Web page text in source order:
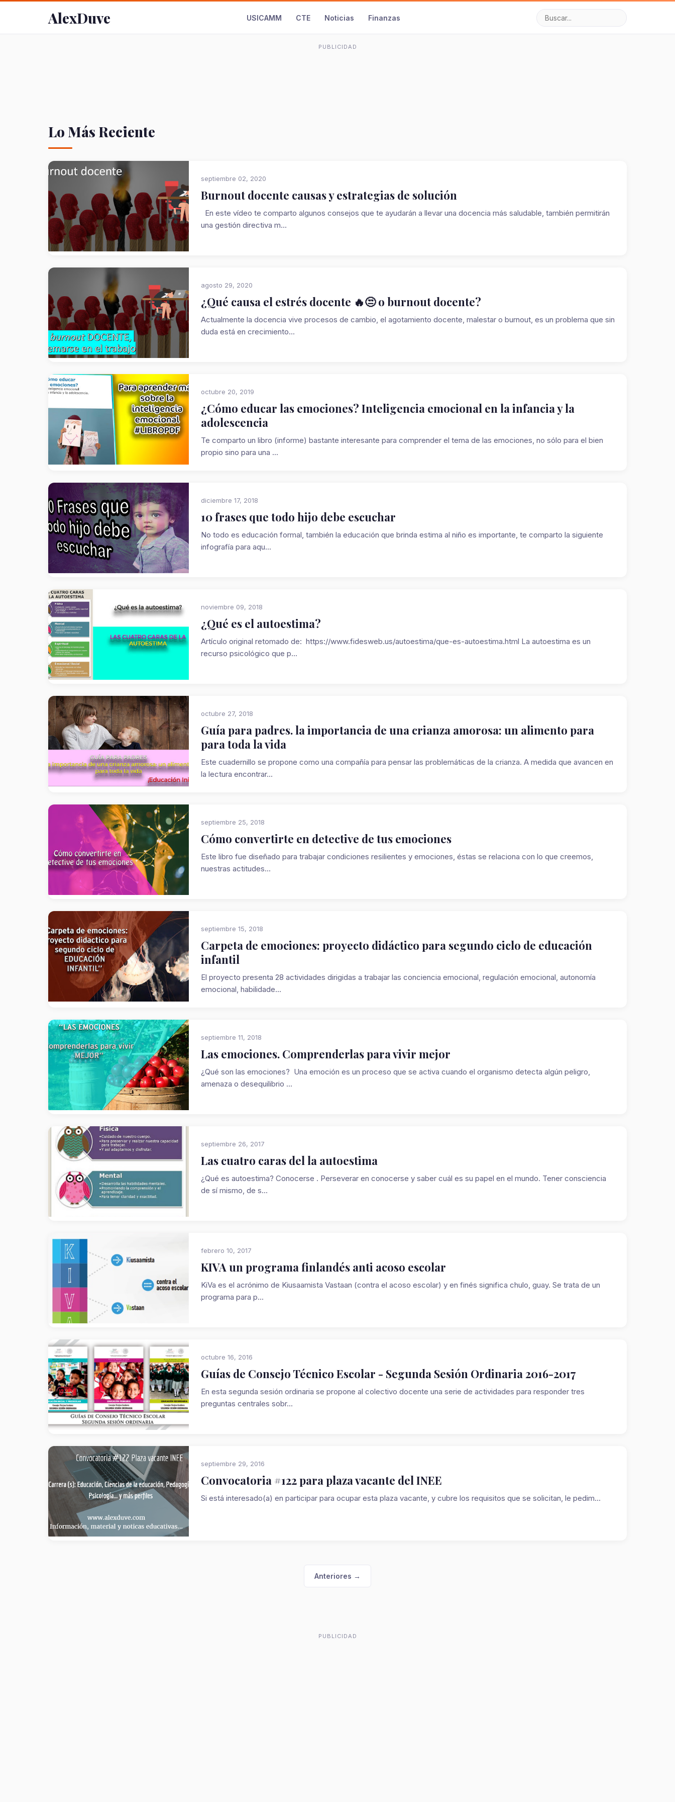
AlexDuve USICAMM CTE Noticias Finanzas
PUBLICIDAD
Lo Más Reciente
septiembre 02, 2020
Burnout docente causas y estrategias de solución
En este vídeo te comparto algunos consejos que te ayudarán a llevar una docencia más saludable, también permitirán
una gestión directiva m...
agosto 29, 2020
¿Qué causa el estrés docente 🔥😒 o burnout docente?
Actualmente la docencia vive procesos de cambio, el agotamiento docente, malestar o burnout, es un problema que sin
duda está en crecimiento...
octubre 20, 2019
¿Cómo educar las emociones? Inteligencia emocional en la infancia y la
adolescencia
Te comparto un libro (informe) bastante interesante para comprender el tema de las emociones, no sólo para el bien
propio sino para una ...
diciembre 17, 2018
10 frases que todo hijo debe escuchar
No todo es educación formal, también la educación que brinda estima al niño es importante, te comparto la siguiente
infografía para aqu...
noviembre 09, 2018
¿Qué es el autoestima?
Artículo original retomado de: https://www.fidesweb.us/autoestima/que-es-autoestima.html La autoestima es un
recurso psicológico que p...
octubre 27, 2018
Guía para padres. la importancia de una crianza amorosa: un alimento para
para toda la vida
Este cuadernillo se propone como una compañía para pensar las problemáticas de la crianza. A medida que avancen en
la lectura encontrar...
septiembre 25, 2018
Cómo convertirte en detective de tus emociones
Este libro fue diseñado para trabajar condiciones resilientes y emociones, éstas se relaciona con lo que creemos,
nuestras actitudes...
septiembre 15, 2018
Carpeta de emociones: proyecto didáctico para segundo ciclo de educación
infantil
El proyecto presenta 28 actividades dirigidas a trabajar las conciencia emocional, regulación emocional, autonomía
emocional, habilidade...
septiembre 11, 2018
Las emociones. Comprenderlas para vivir mejor
¿Qué son las emociones? Una emoción es un proceso que se activa cuando el organismo detecta algún peligro,
amenaza o desequilibrio ...
septiembre 26, 2017
Las cuatro caras del la autoestima
¿Qué es autoestima? Conocerse . Perseverar en conocerse y saber cuál es su papel en el mundo. Tener consciencia
de sí mismo, de s...
febrero 10, 2017
KIVA un programa finlandés anti acoso escolar
KiVa es el acrónimo de Kiusaamista Vastaan (contra el acoso escolar) y en finés significa chulo, guay. Se trata de un
programa para p...
octubre 16, 2016
Guías de Consejo Técnico Escolar - Segunda Sesión Ordinaria 2016-2017
En esta segunda sesión ordinaria se propone al colectivo docente una serie de actividades para responder tres
preguntas centrales sobr...
septiembre 29, 2016
Convocatoria #122 para plaza vacante del INEE
Si está interesado(a) en participar para ocupar esta plaza vacante, y cubre los requisitos que se solicitan, le pedim...
Anteriores →
PUBLICIDAD